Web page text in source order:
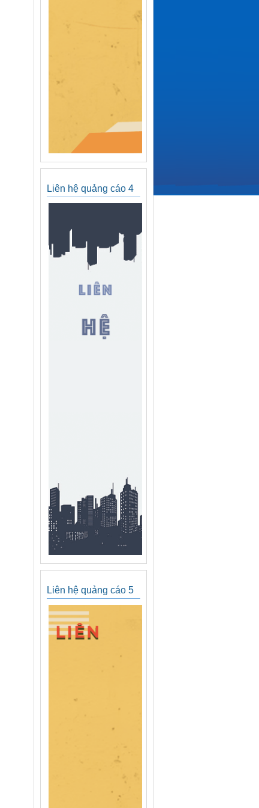
Liên hệ quảng cáo 4
Liên hệ quảng cáo 5